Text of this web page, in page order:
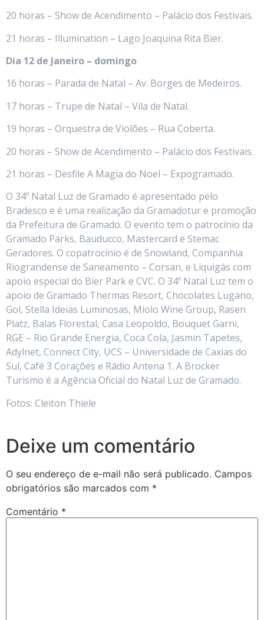
20 horas – Show de Acendimento – Palácio dos Festivais.
21 horas – Illumination – Lago Joaquina Rita Bier.
Dia 12 de Janeiro – domingo
16 horas – Parada de Natal – Av. Borges de Medeiros.
17 horas – Trupe de Natal – Vila de Natal.
19 horas – Orquestra de Violões – Rua Coberta.
20 horas – Show de Acendimento – Palácio dos Festivais.
21 horas – Desfile A Magia do Noel – Expogramado.
O 34º Natal Luz de Gramado é apresentado pelo
Bradesco e é uma realização da Gramadotur e promoção
da Prefeitura de Gramado. O evento tem o patrocínio da
Gramado Parks, Bauducco, Mastercard e Stemac
Geradores. O copatrocínio é de Snowland, Companhia
Riograndense de Saneamento – Corsan, e Liquigás com
apoio especial do Bier Park e CVC. O 34º Natal Luz tem o
apoio de Gramado Thermas Resort, Chocolates Lugano,
Gol, Stella Ideias Luminosas, Miolo Wine Group, Rasen
Platz, Balas Florestal, Casa Leopoldo, Bouquet Garni,
RGE – Rio Grande Energia, Coca Cola, Jasmin Tapetes,
Adylnet, Connect City, UCS – Universidade de Caxias do
Sul, Café 3 Corações e Rádio Antena 1. A Brocker
Turismo é a Agência Oficial do Natal Luz de Gramado.
Fotos: Cleiton Thiele
Deixe um comentário
O seu endereço de e-mail não será publicado. Campos
obrigatórios são marcados com *
Comentário *